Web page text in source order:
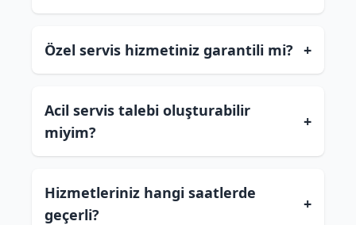
Özel servis hizmetiniz garantili mi? +
Acil servis talebi oluşturabilir
miyim?
+
Hizmetleriniz hangi saatlerde
geçerli?
+